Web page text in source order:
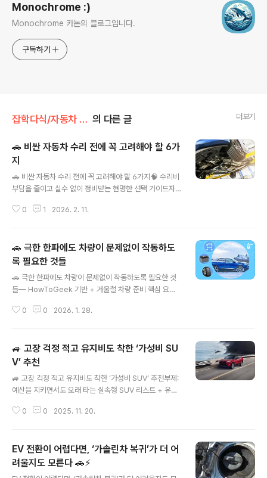
Monochrome :)
Monochrome 카논의 블로그입니다.
구독하기
잡학다식/자동차 관리 의 다른 글 더보기
🚗 비싼 자동차 수리 전에 꼭 고려해야 할 6가
지
🚗 비싼 자동차 수리 전에 꼭 고려해야 할 6가지🧠 수리비
부담을 줄이고 실수 없이 정비받는 현명한 선택 가이드자
는 경우가 많습니다. 그래서 단순히 수리비를 지불하기 전
owToGeek 계정 및 관련 소스들을 참고해 정리한 중요
체크리스트입니다.🧰 1️⃣ 신뢰할 수 있는 정비소(정비공)
선택하기✅ 가장 중요한 첫 번째 단계는 수리할 곳을 검증
하는 것입니다.경험 많고 평판 좋은 정비소를 찾아야 합니
al 등) 등을 참고해 투명한 견적/설명, 고객 리뷰가 높은 곳
0 1 2026. 2. 11.
🚗 극한 한파에도 차량이 문제없이 작동하도
록 필요한 것들
🚗 극한 한파에도 차량이 문제없이 작동하도록 필요한 것
들— HowToGeek 기반 + 겨울철 차량 준비 핵심 요소
을 줍니다. HowToGeek에서 정리한 “추운 날씨에 차가
각계 준비 — 부동액 & 냉각수 점검❗ 추운 날씨에 냉각수가
얼면 엔진 손상·과열 문제로 이어질 수 있습니다. 따라서 부
동액이 충분히 포함된 냉각수를 확인하고 비율이 적정한지
점검해야 합니다.체크 포인트✔ 냉각수 수준과 상태 점검
빙 여부 확인👉 냉각수/부동액 준비는 엔진 보호와 과열
0 0 2026. 1. 28.
🚙 고장 걱정 적고 유지비도 착한 ‘가성비 SU
V’ 추천
🚙 고장 걱정 적고 유지비도 착한 ‘가성비 SUV’ 추천부제:
예산을 지키면서도 오래 타는 실속형 SUV 리스트 + 유지
지비” 3박자를 갖춘 SUV는 생각보다 많지 않아요.하지만
성비 SUV’**를 엄선했습니다.1️⃣ 고장 거의 없는 가성비
SUV BEST 7🟦 1. 토요타 RAV4고장률 최상급하이브리
드가 특히 연비 효율 대단히 우수정비 이력 적고 부품 수급
0 0 2025. 11. 20.
EV 전환이 어렵다면, ‘가솔린차 복귀’가 더 어
려울지도 모른다 🚗⚡